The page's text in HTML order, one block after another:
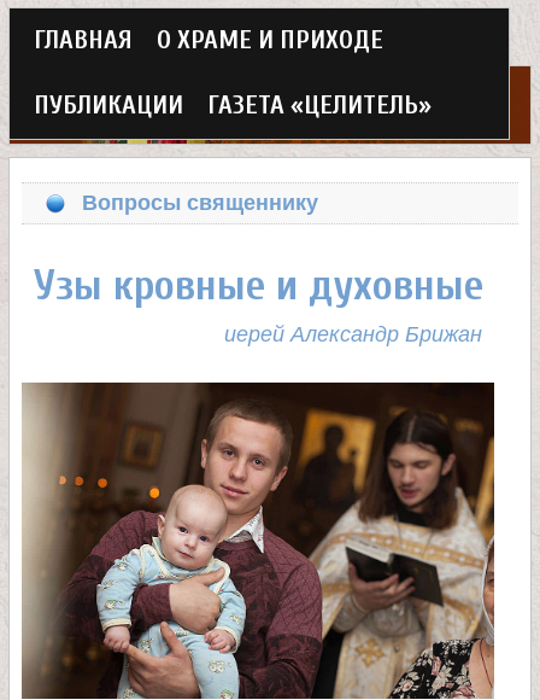
Перейти
к
основному
содержанию
Х
р
к
Г
л
а
в
н
о
м
ГЛАВНАЯ О ХРАМЕ И ПРИХОДЕ
ПУБЛИКАЦИИ ГАЗЕТА «ЦЕЛИТЕЛЬ»
Вопросы священнику
Узы кровные и духовные
иерей Александр Брижан